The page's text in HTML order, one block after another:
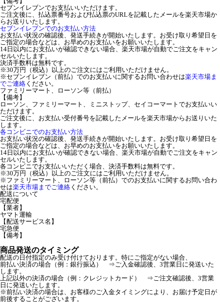
セブンイレブンでお支払いいただけます。
ご注文後に、払込票番号および払込票のURLを記載したメールを楽天市場か
らお送りいたします。
セブンイレブンでのお支払い方法
お支払い状況の確認後、発送手続きが開始いたします。お受け取り希望日を
ご指定の場合などは、お早めのお支払いをお願いいたします。
14日以内にお支払いが確認できない場合、楽天市場が自動でご注文をキャン
セルいたします。
決済手数料は無料です。
※30万円（税込）以上のご注文にはご利用いただけません。
※セブンイレブン（前払）でのお支払いに関するお問い合わせは楽天市場ま
でご連絡 ください。
ファミリーマート、ローソン等（前払）
【備考】
ローソン、ファミリーマート、ミニストップ、セイコーマートでお支払いい
ただけます。
ご注文後に、お支払い受付番号を記載したメールを楽天市場からお送りいた
します。
各コンビニでのお支払い方法
お支払い状況の確認後、発送手続きが開始いたします。お受け取り希望日を
ご指定の場合などは、お早めのお支払いをお願いいたします。
14日以内にお支払いが確認できない場合、楽天市場が自動でご注文をキャン
セルいたします。
各コンビニでお支払いいただく場合、決済手数料は無料です。
※30万円（税込）以上のご注文にはご利用いただけません。
※ファミリーマート、ローソン等（前払）でのお支払いに関するお問い合わ
せは楽天市場までご連絡 ください。
配送について
宅配便
【業者】
ヤマト運輸
【配送サービス名】
宅急便
【備考】
商品発送のタイミング
配送の日付指定のみ受け付けております。特にご指定がない場合、
前払い決済の場合（例：銀行振込） ⇒ご入金確認後、3営業日に発送いた
します。
上記以外の決済の場合（例：クレジットカード） ⇒ご注文確認後、3営業
日に発送いたします。
※前払い決済の場合は、お客様のご入金タイミングにより、お届け予定日が
前後することがございます。